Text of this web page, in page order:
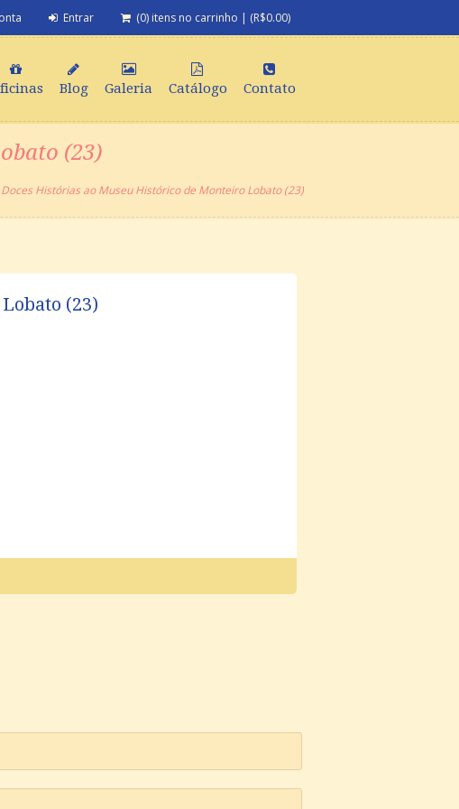
Entrar (0) itens no carrinho | (R$0.00)
Blog Galeria Catálogo Contato
(23)
Doces Histórias ao Museu Histórico de Monteiro Lobato (23)
(23)